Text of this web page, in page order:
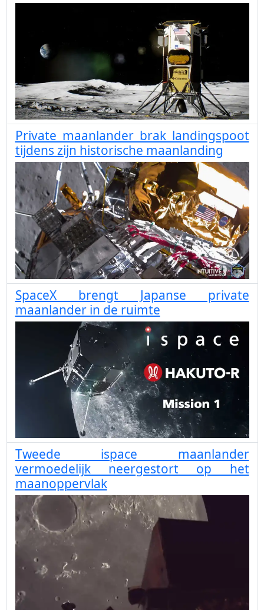
Private maanlander brak landingspoot
tijdens zijn historische maanlanding
SpaceX brengt Japanse private
maanlander in de ruimte
Tweede ispace maanlander
vermoedelijk neergestort op het
maanoppervlak